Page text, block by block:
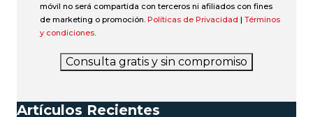
móvil no será compartida con terceros ni afiliados con fines
de marketing o promoción. Políticas de Privacidad | Términos
y condiciones.
Consulta gratis y sin compromiso
Artículos Recientes